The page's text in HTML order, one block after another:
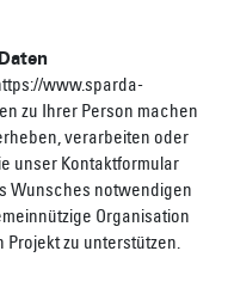
www.sparda-
zu Ihrer Person machen
verarbeiten oder
unser Kontaktformular
Wunsches notwendigen
Organisation
zu unterstützen.